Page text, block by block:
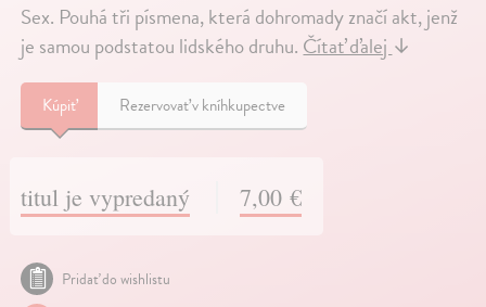
Sex. Pouhá tři písmena, která dohromady značí akt, jenž
je samou podstatou lidského druhu.Čítať ďalej↓
Kúpiť Rezervovať v kníhkupectve
titul je vypredaný 7,00 €
Pridať do wishlistu